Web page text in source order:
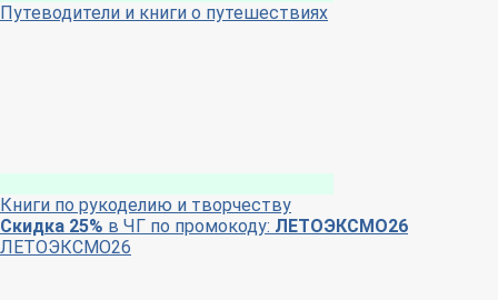
Путеводители и книги о путешествиях
Книги по рукоделию и творчеству
Скидка 25% в ЧГ по промокоду: ЛЕТОЭКСМО26
ЛЕТОЭКСМО26